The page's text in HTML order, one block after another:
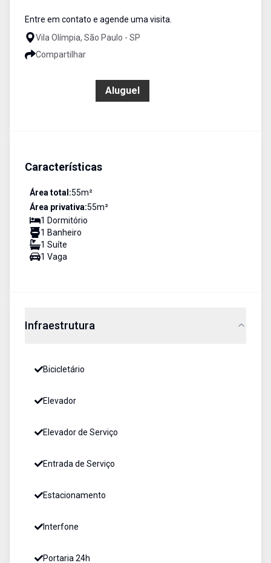
Entre em contato e agende uma visita.
Vila Olímpia, São Paulo - SP
Compartilhar
Aluguel
Características
Área total:55m²
Área privativa:55m²
1 Dormitório
1 Banheiro
1 Suíte
1 Vaga
Infraestrutura
Bicicletário
Elevador
Elevador de Serviço
Entrada de Serviço
Estacionamento
Interfone
Portaria 24h